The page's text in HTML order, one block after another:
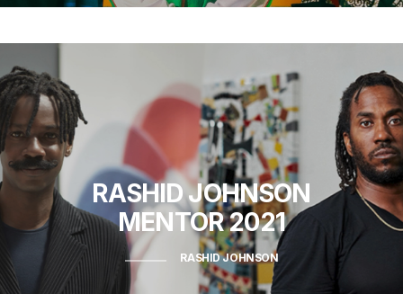
RASHID JOHNSON
MENTOR 2021
RASHID JOHNSON